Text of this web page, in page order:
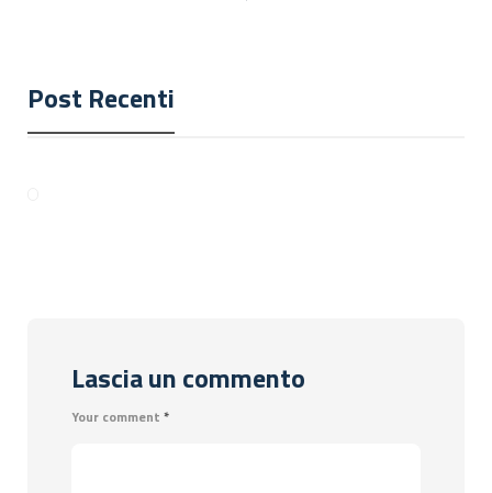
Post Recenti
Lascia un commento
Your comment *